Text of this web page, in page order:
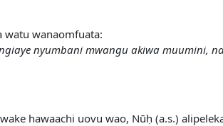
watu wanaomfuata:
nyumbani mwangu akiwa muumini,
hawaachi uovu wao, Nūḥ (a.s.)